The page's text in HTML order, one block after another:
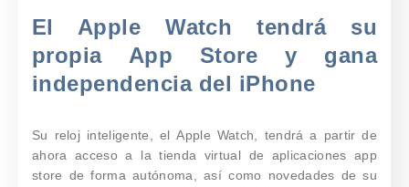
El Apple Watch tendrá su
propia App Store y gana
independencia del iPhone
Su reloj inteligente, el Apple Watch, tendrá a partir de
ahora acceso a la tienda virtual de aplicaciones app
store de forma autónoma, así como novedades de su